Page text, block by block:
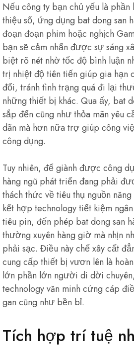
Nếu công ty bạn chủ yếu là
thiệu số, ứng dụng bat dong san
đoạn đoạn phim hoặc nghịch
bạn sẽ cảm nhấn được sự sáng
biệt rõ nét nhờ tốc độ bình luận
trị nhiệt độ tiên tiến giúp gia hạn
đổi, tránh tình trạng quá đi lại
những thiết bị khác. Qua ấy, bat
sắp đến cũng như thỏa mãn yêu
dãn mà hơn nữa trợ giúp công
công dụng.
Tuy nhiên, để giành được công
hàng ngũ phát triển đang phải
thách thức về tiêu thụ nguồn
kết hợp technology tiết kiệm
tiêu pin, đến phép bat dong san
thường xuyên hàng giờ mà nhịn
phải sạc. Điều này chế xây cất
cung cấp thiết bị vươn lên là
lớn phần lớn người di dời
technology văn minh cứng cáp
gan cũng như bền bỉ.
Tích hợp trí tuệ